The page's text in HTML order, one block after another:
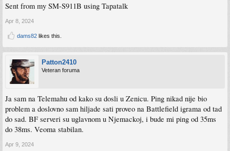
Sent from my SM-S911B using Tapatalk
Apr 8, 2024
dams82 likes this.
Patton2410
Veteran foruma
Ja sam na Telemahu od kako su dosli u Zenicu. Ping nikad nije bio
problem a doslovno sam hiljade sati proveo na Battlefield igrama od tad
do sad. BF serveri su uglavnom u Njemackoj, i bude mi ping od 35ms
do 38ms. Veoma stabilan.
Apr 9, 2024